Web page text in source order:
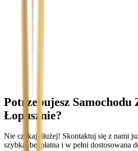
Potrzebujesz Samochodu
Łopusznie?
Nie czekaj dłużej! Skontaktuj się z nami
szybka, bezpłatna i w pełni dostosowana